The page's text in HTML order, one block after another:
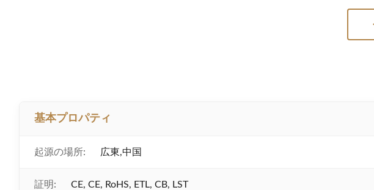
基本プロパティ
起源の場所: 広東,中国
証明: CE, CE, RoHS, ETL, CB, LST